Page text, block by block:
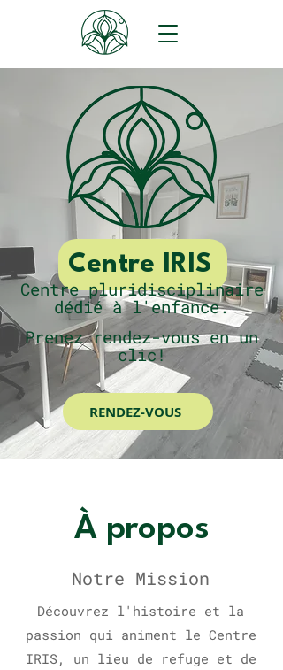
Centre IRIS
Centre pluridisciplinaire
dédié à l'enfance.
Prenez rendez-vous en un
clic!
RENDEZ-VOUS
À propos
Notre Mission
Découvrez l'histoire et la
passion qui animent le Centre
IRIS, un lieu de refuge et de